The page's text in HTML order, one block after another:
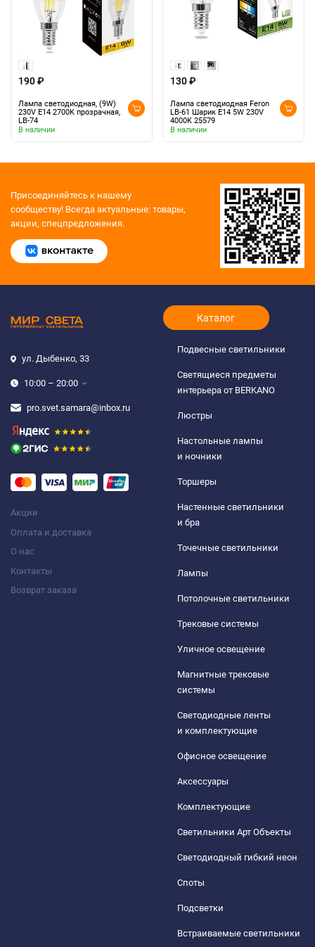
190 ₽
Лампа светодиодная, (9W)
230V E14 2700K прозрачная,
LB-74
В наличии
130 ₽
Лампа светодиодная Feron
LB-61 Шарик E14 5W 230V
4000K 25579
В наличии
Присоединяйтесь к нашему
сообществу! Всегда актуальные: товары,
акции, спецпредложения.
ул. Дыбенко, 33
10:00 – 20:00
pro.svet.samara@inbox.ru
Акции
Оплата и доставка
О нас
Контакты
Возврат заказа
Каталог
Подвесные светильники
Светящиеся предметы
интерьера от BERKANO
Люстры
Настольные лампы
и ночники
Торшеры
Настенные светильники
и бра
Точечные светильники
Лампы
Потолочные светильники
Трековые системы
Уличное освещение
Магнитные трековые
системы
Светодиодные ленты
и комплектующие
Офисное освещение
Аксессуары
Комплектующие
Светильники Арт Объекты
Светодиодный гибкий неон
Споты
Подсветки
Встраиваемые светильники